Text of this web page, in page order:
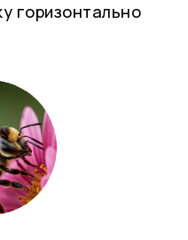
горизонтально